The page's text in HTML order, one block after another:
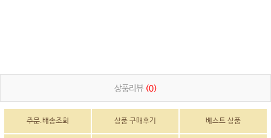
상품리뷰 (0)
주문.배송조회 상품 구매후기 베스트 상품